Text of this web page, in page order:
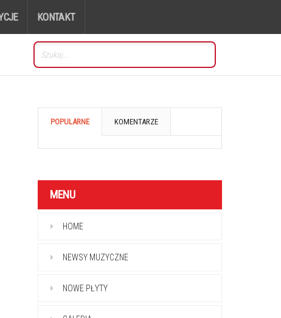
KONTAKT
POPULARNE KOMENTARZE
MENU
HOME
NEWSY MUZYCZNE
NOWE PŁYTY